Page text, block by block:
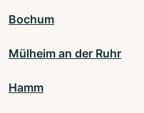
Bochum
Mülheim an der Ruhr
Hamm